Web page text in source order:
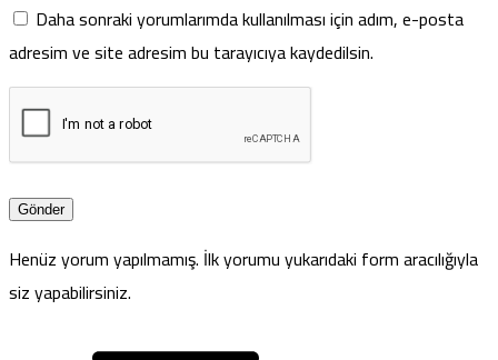
Daha sonraki yorumlarımda kullanılması için adım, e-posta
adresim ve site adresim bu tarayıcıya kaydedilsin.
Henüz yorum yapılmamış. İlk yorumu yukarıdaki form aracılığıyla
siz yapabilirsiniz.